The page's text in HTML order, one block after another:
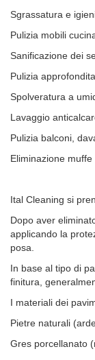
Sgrassatura e
Pulizia mobili
Sanificazione dei
Pulizia
Spolveratura a
Lavaggio
Pulizia balconi,
Eliminazione
Ital Cleaning si
Dopo aver
applicando la
posa.
In base al tipo di
finitura,
I materiali dei
Pietre naturali
Gres porcellanato